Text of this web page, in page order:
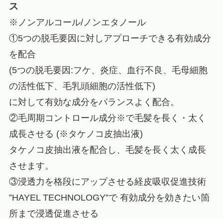
ス
※ノンアルコール/ノンエタノール
①5つの脱毛要因に対しアプローチできる有効成分
を配合
(5つの脱毛要因:フケ、炎症、血行不良、毛母細胞
の活性低下、毛乳頭細胞の活性低下)
に対して有効な成分をバランスよく配合。
②毛周期コントロール成分※で毛髪を長く・太く
成長させる (※タケノコ皮抽出液)
タケノコ皮抽出液を配合し、毛髪を長く太く成長
させます。
③浸透力を格段にアップさせる経皮吸収促進技術
”HAYEL TECHNOLOGY”で 有効成分を効きたい箇
所まで浸透促進させる